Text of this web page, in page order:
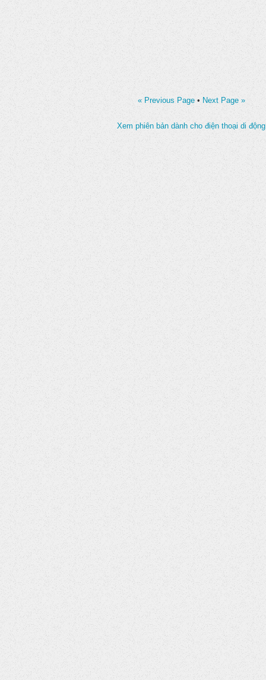
« Previous Page •Next Page »
Xem phiên bản dành cho điện thoại di động